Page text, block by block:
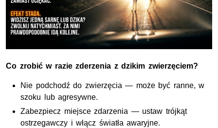
Co zrobić w razie zderzenia z dzikim zwierzęciem?
Nie podchodź do zwierzęcia — może być ranne, w
szoku lub agresywne.
Zabezpiecz miejsce zdarzenia — ustaw trójkąt
ostrzegawczy i włącz światła awaryjne.